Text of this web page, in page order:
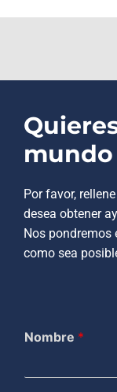
Por favor,
desea obtener
Nos pondremos
como sea
Nombre *